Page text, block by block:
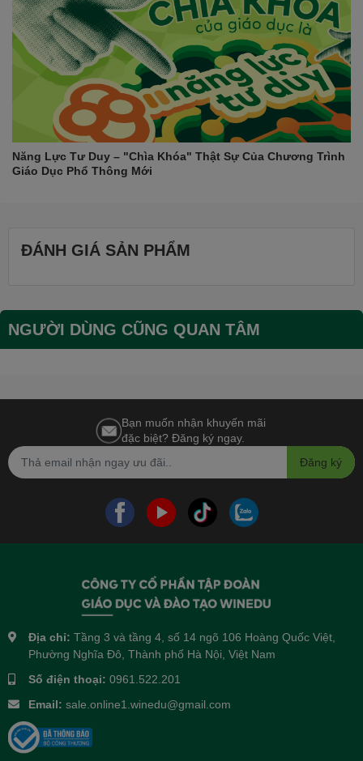
Năng Lực Tư Duy – "Chìa Khóa" Thật Sự Của Chương Trình
Giáo Dục Phổ Thông Mới
ĐÁNH GIÁ SẢN PHẨM
NGƯỜI DÙNG CŨNG QUAN TÂM
Bạn muốn nhận khuyến mãi
đặc biệt? Đăng ký ngay.
Đăng ký
Địa chỉ: Tầng 3 và tầng 4, số 14 ngõ 106 Hoàng Quốc Việt,
Phường Nghĩa Đô, Thành phố Hà Nội, Việt Nam
Số điện thoại: 0961.522.201
Email: sale.online1.winedu@gmail.com